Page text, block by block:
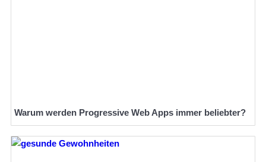
Warum werden Progressive Web Apps immer beliebter?